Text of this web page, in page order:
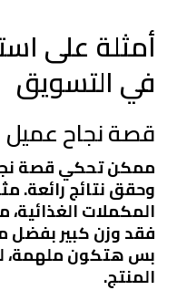
أمثلة على
في التسويق
قصة نجاح عميل
ممكن تحكي قصة
وحقق نتائج رائعة.
المكملات
فقد وزن كبير
بس هتكون ملهمة،
المنتج.